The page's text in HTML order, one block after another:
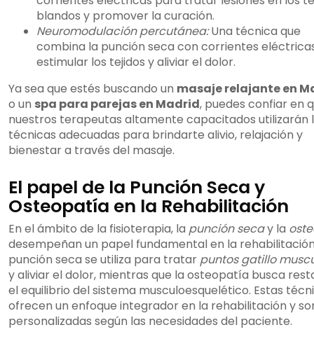
blandos y promover la curación.
Neuromodulación percutánea:Una técnica que
combina la punción seca con corrientes
estimular los tejidos y aliviar el dolor.
Ya sea que estés buscando un masaje relajante en
o un spa para parejas en Madrid, puedes confiar en
nuestros terapeutas altamente capacitados utilizarán
técnicas adecuadas para brindarte alivio, relajación y
bienestar a través del masaje.
El papel de la Punción Seca y
Osteopatía en la Rehabilitación
En el ámbito de la fisioterapia, la punción secay la
desempeñan un papel fundamental en la
punción seca se utiliza para tratar puntos gatillo
y aliviar el dolor, mientras que la osteopatía busca
el equilibrio del sistema musculoesquelético. Estas
ofrecen un enfoque integrador en la rehabilitación y
personalizadas según las necesidades del paciente.